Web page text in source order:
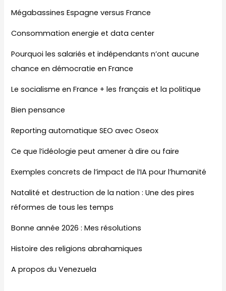
Mégabassines Espagne versus France
Consommation energie et data center
Pourquoi les salariés et indépendants n’ont aucune
chance en démocratie en France
Le socialisme en France + les français et la politique
Bien pensance
Reporting automatique SEO avec Oseox
Ce que l’idéologie peut amener à dire ou faire
Exemples concrets de l’impact de l’IA pour l’humanité
Natalité et destruction de la nation : Une des pires
réformes de tous les temps
Bonne année 2026 : Mes résolutions
Histoire des religions abrahamiques
A propos du Venezuela